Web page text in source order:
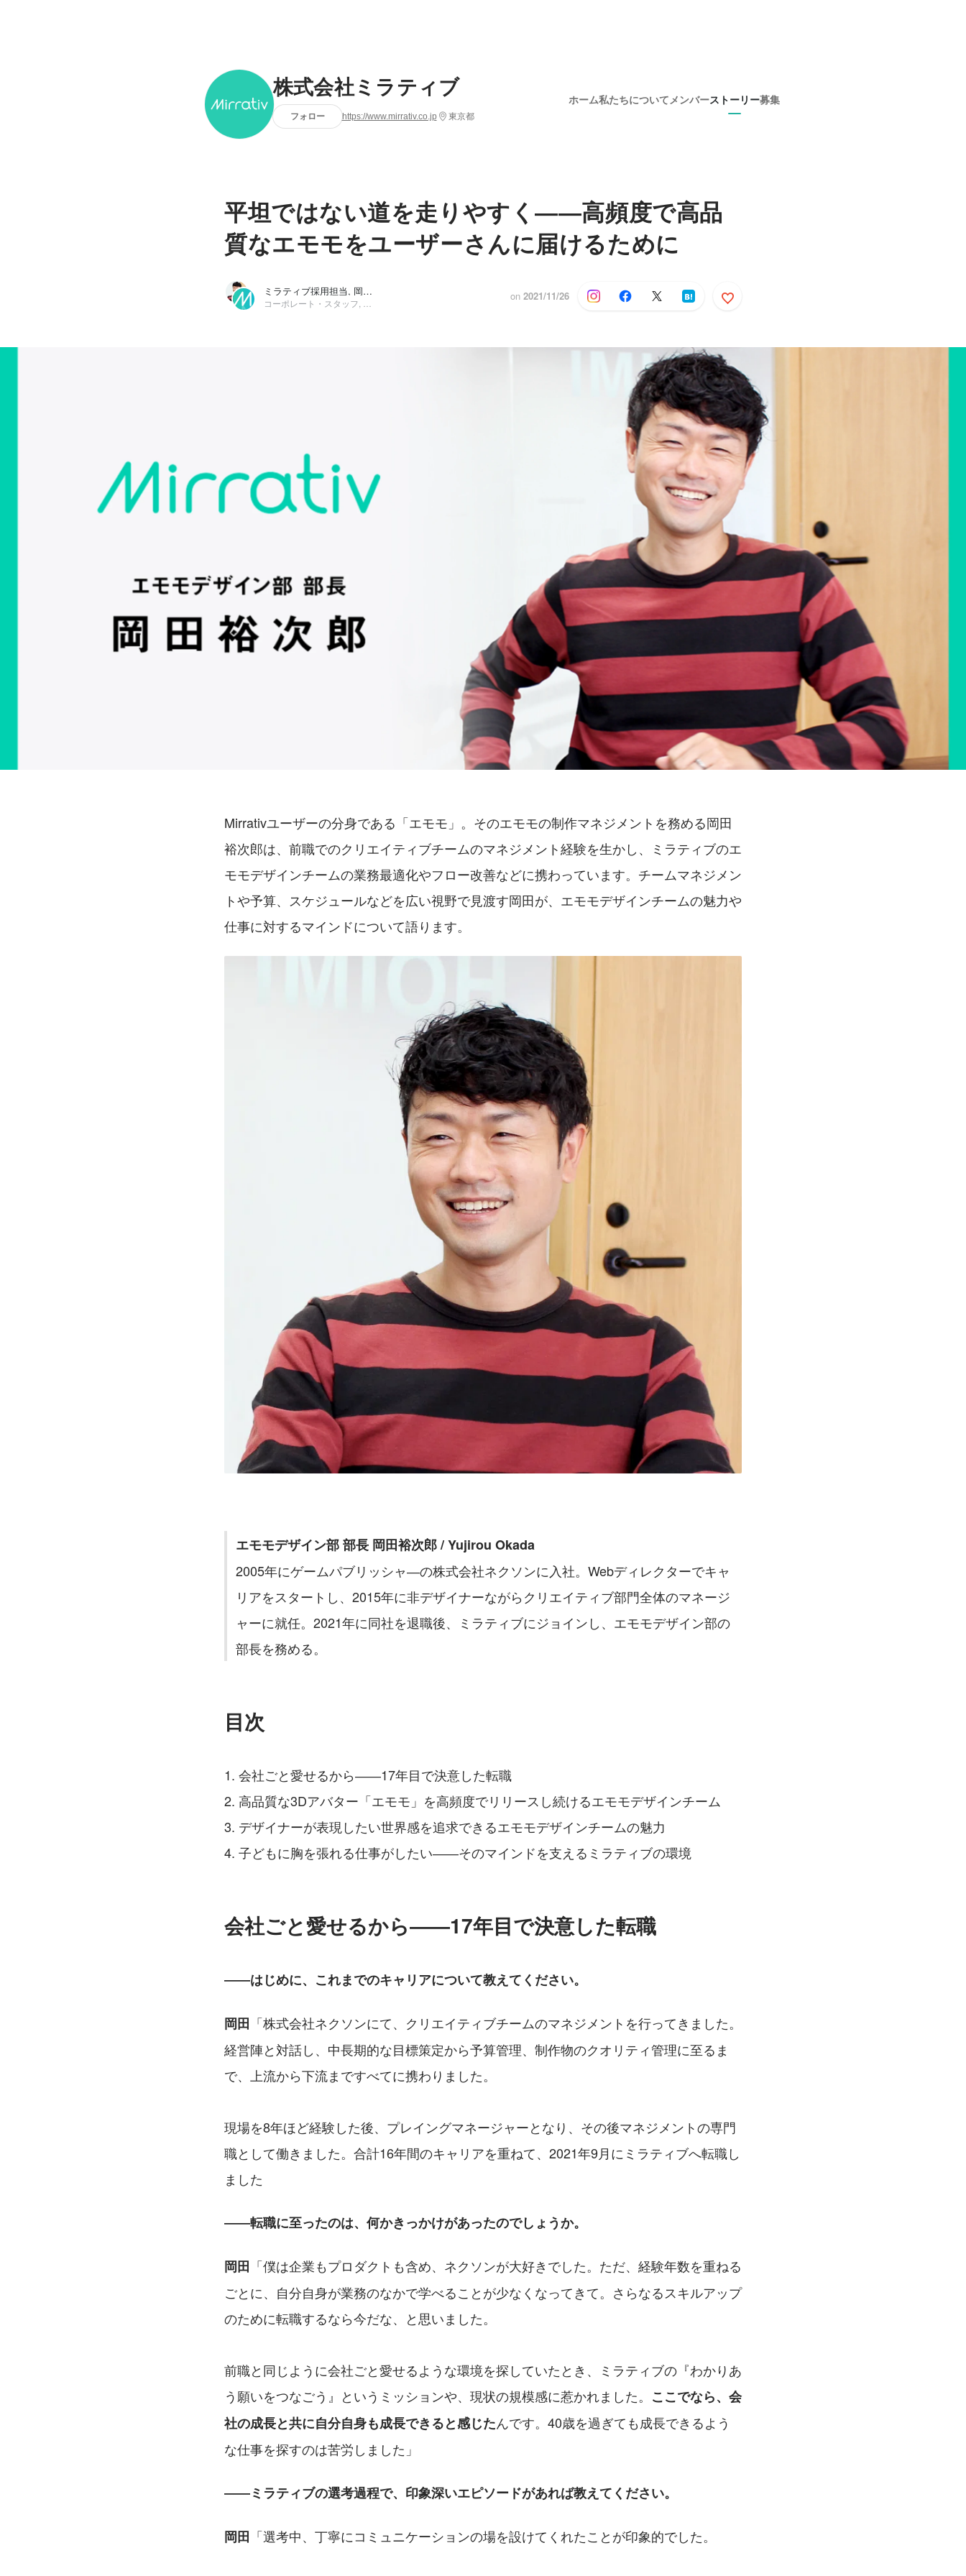
株式会社ミラティブ
フォロー https://www.mirrativ.co.jp 東京都
ホーム私たちについて メンバーストーリー募集
平坦ではない道を走りやすく――高頻度で高品
質なエモモをユーザーさんに届けるために
ミラティブ採用担当, 岡田 裕次郎 on 2021/11/26
Mirrativユーザーの分身である「エモモ」。そのエモモの制作マネジメントを務める岡田
裕次郎は、前職でのクリエイティブチームのマネジメント経験を生かし、ミラティブのエ
モモデザインチームの業務最適化やフロー改善などに携わっています。チームマネジメン
トや予算、スケジュールなどを広い視野で見渡す岡田が、エモモデザインチームの魅力や
仕事に対するマインドについて語ります。
エモモデザイン部 部長 岡田裕次郎 / Yujirou Okada
2005年にゲームパブリッシャ―の株式会社ネクソンに入社。Webディレクターでキャ
リアをスタートし、2015年に非デザイナーながらクリエイティブ部門全体のマネージ
ャーに就任。2021年に同社を退職後、ミラティブにジョインし、エモモデザイン部の
部長を務める。
目次
会社ごと愛せるから――17年目で決意した転職
高品質な3Dアバター「エモモ」を高頻度でリリースし続けるエモモデザインチーム
デザイナーが表現したい世界感を追求できるエモモデザインチームの魅力
子どもに胸を張れる仕事がしたい――そのマインドを支えるミラティブの環境
会社ごと愛せるから――17年目で決意した転職
――はじめに、これまでのキャリアについて教えてください。
岡田 「株式会社ネクソンにて、クリエイティブチームのマネジメントを行ってきました。
経営陣と対話し、中長期的な目標策定から予算管理、制作物のクオリティ管理に至るま
で、上流から下流まですべてに携わりました。
現場を8年ほど経験した後、プレイングマネージャーとなり、その後マネジメントの専門
職として働きました。合計16年間のキャリアを重ねて、2021年9月にミラティブへ転職し
ました
――転職に至ったのは、何かきっかけがあったのでしょうか。
岡田 「僕は企業もプロダクトも含め、ネクソンが大好きでした。ただ、経験年数を重ねる
ごとに、自分自身が業務のなかで学べることが少なくなってきて。さらなるスキルアップ
のために転職するなら今だな、と思いました。
前職と同じように会社ごと愛せるような環境を探していたとき、ミラティブの『わかりあ
う願いをつなごう』というミッションや、現状の規模感に惹かれました。 ここでなら、会
社の成長と共に自分自身も成長できると感じたんです。40歳を過ぎても成長できるよう
な仕事を探すのは苦労しました」
――ミラティブの選考過程で、印象深いエピソードがあれば教えてください。
岡田 「選考中、丁寧にコミュニケーションの場を設けてくれたことが印象的でした。